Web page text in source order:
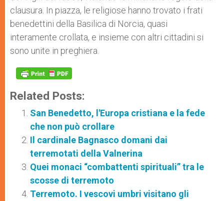
clausura. In piazza, le religiose hanno trovato i frati
benedettini della Basilica di Norcia, quasi
interamente crollata, e insieme con altri cittadini si
sono unite in preghiera.
Related Posts:
San Benedetto, l'Europa cristiana e la fede
che non può crollare
Il cardinale Bagnasco domani dai
terremotati della Valnerina
Quei monaci “combattenti spirituali” tra le
scosse di terremoto
Terremoto. I vescovi umbri visitano gli